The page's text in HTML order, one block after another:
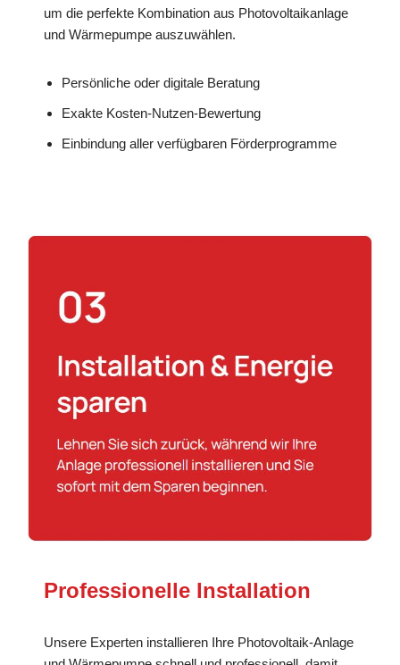
um die perfekte Kombination aus Photovoltaikanlage
und Wärmepumpe auszuwählen.
Persönliche oder digitale Beratung
Exakte Kosten-Nutzen-Bewertung
Einbindung aller verfügbaren Förderprogramme
Professionelle Installation
Unsere Experten installieren Ihre Photovoltaik-Anlage